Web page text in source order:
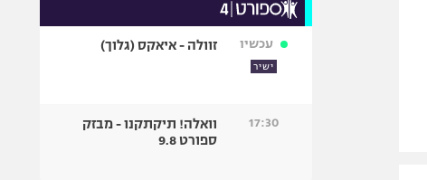
עכשיו
ישיר
זוולה - איאקס (גלוך)
17:30
וואלה! תיקתקנו - מבזק
ספורט 9.8